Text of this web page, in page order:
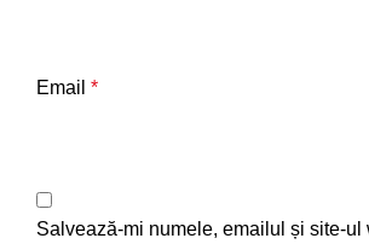
Email *
Salvează-mi numele, emailul și site-ul